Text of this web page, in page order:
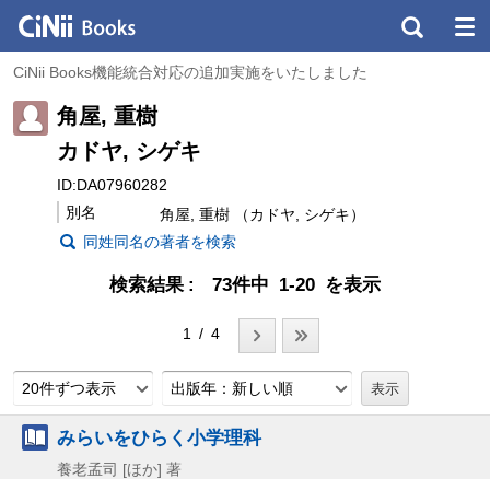
CiNii Books機能統合対応の追加実施をいたしました
角屋, 重樹
カドヤ, シゲキ
ID:DA07960282
別名
角屋, 重樹 （カドヤ, シゲキ）
同姓同名の著者を検索
検索結果 73件中 1-20 を表示
1 / 4
20件ずつ表示 出版年：新しい順
みらいをひらく小学理科
養老孟司 [ほか] 著